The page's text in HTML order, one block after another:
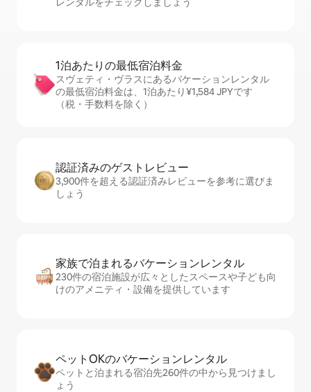
1泊あたりの最⁠低⁠宿⁠泊⁠料⁠金
スヴェティ・ヴラスにあるバケーションレンタル
の最低宿泊料金は、1泊あたり¥1,584 JPYです
（税・手数料を除く）
認証済みのゲ⁠ス⁠ト⁠レ⁠ビ⁠ュ⁠ー
3,900件を超える認証済みレビューを参考に選びま
しょう
家族で泊まれるバ⁠ケ⁠ー⁠シ⁠ョ⁠ンレ⁠ン⁠タ⁠ル
230件の宿泊施設が広々としたスペースや子ども向
けのアメニティ・設備を提供しています
ペットOKのバ⁠ケ⁠ー⁠シ⁠ョ⁠ンレ⁠ン⁠タ⁠ル
ペットと泊まれる宿泊先260件の中から見つけまし
ょう